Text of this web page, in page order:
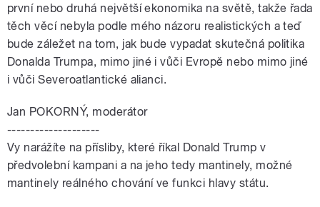
první nebo druhá největší ekonomika na světě, takže řada
těch věcí nebyla podle mého názoru realistických a teď
bude záležet na tom, jak bude vypadat skutečná politika
Donalda Trumpa, mimo jiné i vůči Evropě nebo mimo jiné
i vůči Severoatlantické alianci.
Jan POKORNÝ, moderátor
--------------------
Vy narážíte na přísliby, které říkal Donald Trump v
předvolební kampani a na jeho tedy mantinely, možné
mantinely reálného chování ve funkci hlavy státu.